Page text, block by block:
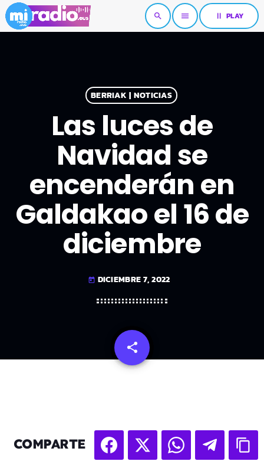
search menu pause PLAY
BERRIAK | NOTICIAS
Las luces de
Navidad se
encenderán en
Galdakao el 16 de
diciembre
today DICIEMBRE 7, 2022
share
email
COMPARTE